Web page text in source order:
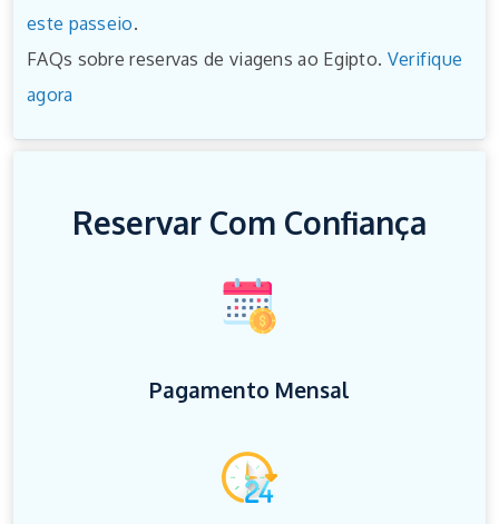
este passeio.
FAQs sobre reservas de viagens ao Egipto. Verifique
agora
Reservar Com Confiança
Pagamento Mensal